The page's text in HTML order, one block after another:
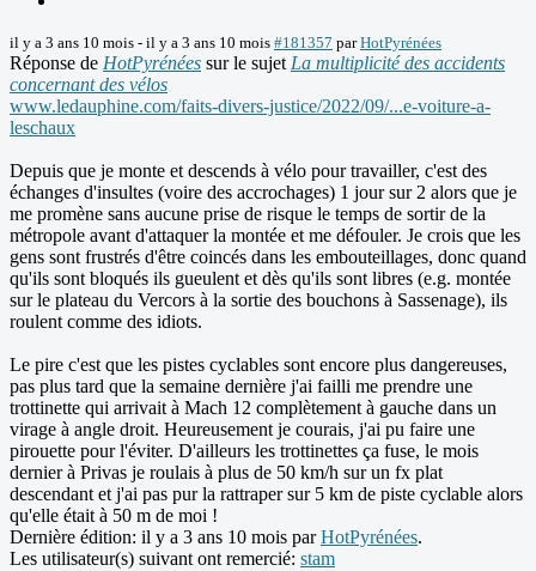
il y a 3 ans 10 mois - il y a 3 ans 10 mois #181357 parHotPyrénées
Réponse de HotPyrénées sur le sujet La multiplicité des accidents
concernant des vélos
www.ledauphine.com/faits-divers-justice/2022/09/...e-voiture-a-
leschaux
Depuis que je monte et descends à vélo pour travailler, c'est des
échanges d'insultes (voire des accrochages) 1 jour sur 2 alors que je
me promène sans aucune prise de risque le temps de sortir de la
métropole avant d'attaquer la montée et me défouler. Je crois que les
gens sont frustrés d'être coincés dans les embouteillages, donc quand
qu'ils sont bloqués ils gueulent et dès qu'ils sont libres (e.g. montée
sur le plateau du Vercors à la sortie des bouchons à Sassenage), ils
roulent comme des idiots.
Le pire c'est que les pistes cyclables sont encore plus dangereuses,
pas plus tard que la semaine dernière j'ai failli me prendre une
trottinette qui arrivait à Mach 12 complètement à gauche dans un
virage à angle droit. Heureusement je courais, j'ai pu faire une
pirouette pour l'éviter. D'ailleurs les trottinettes ça fuse, le mois
dernier à Privas je roulais à plus de 50 km/h sur un fx plat
descendant et j'ai pas pur la rattraper sur 5 km de piste cyclable alors
qu'elle était à 50 m de moi !
Dernière édition: il y a 3 ans 10 mois parHotPyrénées.
Les utilisateur(s) suivant ont remercié: stam